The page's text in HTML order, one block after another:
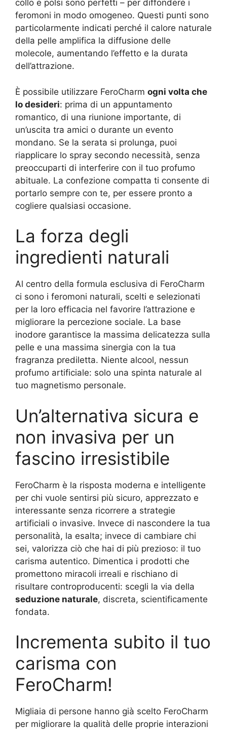
collo e polsi sono perfetti – per diffondere i
feromoni in modo omogeneo. Questi punti sono
particolarmente indicati perché il calore naturale
della pelle amplifica la diffusione delle
molecole, aumentando l’effetto e la durata
dell’attrazione.
È possibile utilizzare FeroCharm ogni volta che
lo desideri: prima di un appuntamento
romantico, di una riunione importante, di
un’uscita tra amici o durante un evento
mondano. Se la serata si prolunga, puoi
riapplicare lo spray secondo necessità, senza
preoccuparti di interferire con il tuo profumo
abituale. La confezione compatta ti consente di
portarlo sempre con te, per essere pronto a
cogliere qualsiasi occasione.
La forza degli
ingredienti naturali
Al centro della formula esclusiva di FeroCharm
ci sono i feromoni naturali, scelti e selezionati
per la loro efficacia nel favorire l’attrazione e
migliorare la percezione sociale. La base
inodore garantisce la massima delicatezza sulla
pelle e una massima sinergia con la tua
fragranza prediletta. Niente alcool, nessun
profumo artificiale: solo una spinta naturale al
tuo magnetismo personale.
Un’alternativa sicura e
non invasiva per un
fascino irresistibile
FeroCharm è la risposta moderna e intelligente
per chi vuole sentirsi più sicuro, apprezzato e
interessante senza ricorrere a strategie
artificiali o invasive. Invece di nascondere la tua
personalità, la esalta; invece di cambiare chi
sei, valorizza ciò che hai di più prezioso: il tuo
carisma autentico. Dimentica i prodotti che
promettono miracoli irreali e rischiano di
risultare controproducenti: scegli la via della
seduzione naturale, discreta, scientificamente
fondata.
Incrementa subito il tuo
carisma con
FeroCharm!
Migliaia di persone hanno già scelto FeroCharm
per migliorare la qualità delle proprie interazioni